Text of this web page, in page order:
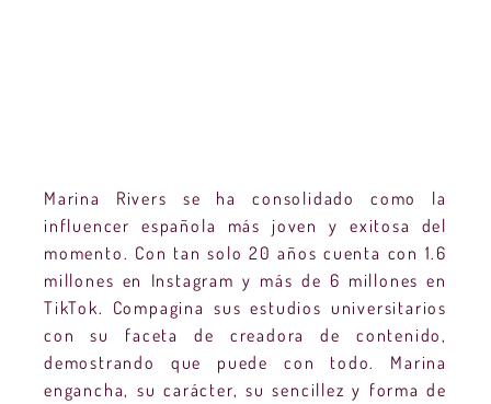
Marina Rivers se ha consolidado como la
influencer española más joven y exitosa del
momento. Con tan solo 20 años cuenta con 1.6
millones en Instagram y más de 6 millones en
TikTok. Compagina sus estudios universitarios
con su faceta de creadora de contenido,
demostrando que puede con todo. Marina
engancha, su carácter, su sencillez y forma de